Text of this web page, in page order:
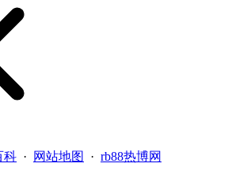
科 · 网站地图 · rb88热博网